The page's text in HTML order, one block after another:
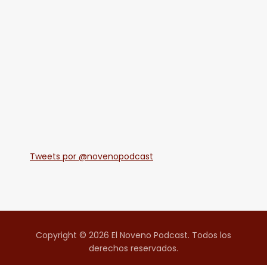
Tweets por @novenopodcast
Copyright © 2026 El Noveno Podcast. Todos los
derechos reservados.